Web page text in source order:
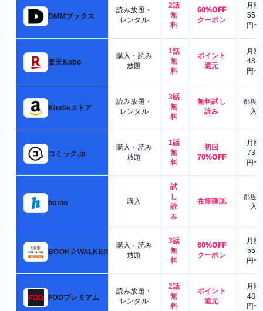
DMMブックス
読み放題・
レンタル
2話
無
料
60%OFF
クーポン
月額
550
円〜
楽天Kobo
購入・読み
放題
1話
無
料
ポイント
還元
月額
480
円〜
Kindleストア
読み放題・
レンタル
3話
無
料
無料試し
読み
都度
入
コミック.jp
購入・読み
放題
1話
無
料
初回
70%OFF
月額
730
円〜
honto 購入
試
し
読
み
在庫確認
都度
入
BOOK☆WALKER
購入・読み
放題
3話
無
料
60%OFF
クーポン
月額
550
円〜
FODプレミアム
読み放題・
レンタル
2話
無
料
ポイント
還元
月額
480
円〜